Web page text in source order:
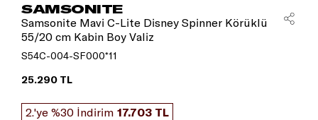
SAMSONITE
Samsonite Mavi C-Lite Disney Spinner Körüklü
55/20 cm Kabin Boy Valiz
S54C-004-SF000*11
25.290 TL
2.'ye %30 İndirim 17.703 TL